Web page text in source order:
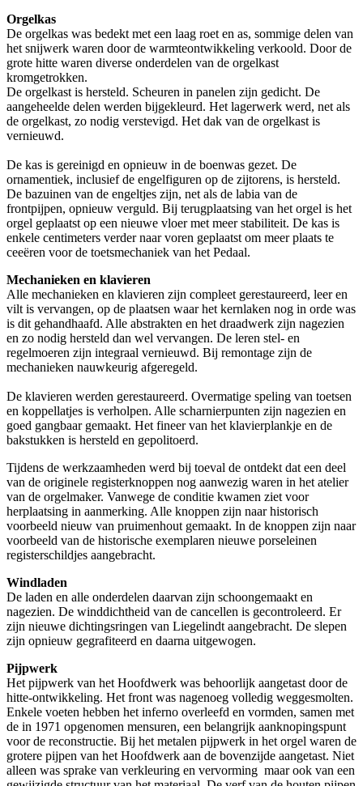
Orgelkas
De orgelkas was bedekt met een laag roet en as, sommige delen van
het snijwerk waren door de warmteontwikkeling verkoold. Door de
grote hitte waren diverse onderdelen van de orgelkast
kromgetrokken.
De orgelkast is hersteld. Scheuren in panelen zijn gedicht. De
aangeheelde delen werden bijgekleurd. Het lagerwerk werd, net als
de orgelkast, zo nodig verstevigd. Het dak van de orgelkast is
vernieuwd.
De kas is gereinigd en opnieuw in de boenwas gezet. De
ornamentiek, inclusief de engelfiguren op de zijtorens, is hersteld.
De bazuinen van de engeltjes zijn, net als de labia van de
frontpijpen, opnieuw verguld. Bij terugplaatsing van het orgel is het
orgel geplaatst op een nieuwe vloer met meer stabiliteit. De kas is
enkele centimeters verder naar voren geplaatst om meer plaats te
ceeëren voor de toetsmechaniek van het Pedaal.
Mechanieken en klavieren
Alle mechanieken en klavieren zijn compleet gerestaureerd, leer en
vilt is vervangen, op de plaatsen waar het kernlaken nog in orde was
is dit gehandhaafd. Alle abstrakten en het draadwerk zijn nagezien
en zo nodig hersteld dan wel vervangen. De leren stel- en
regelmoeren zijn integraal vernieuwd. Bij remontage zijn de
mechanieken nauwkeurig afgeregeld.
De klavieren werden gerestaureerd. Overmatige speling van toetsen
en koppellatjes is verholpen. Alle scharnierpunten zijn nagezien en
goed gangbaar gemaakt. Het fineer van het klavierplankje en de
bakstukken is hersteld en gepolitoerd.
Tijdens de werkzaamheden werd bij toeval de ontdekt dat een deel
van de originele registerknoppen nog aanwezig waren in het atelier
van de orgelmaker. Vanwege de conditie kwamen ziet voor
herplaatsing in aanmerking. Alle knoppen zijn naar historisch
voorbeeld nieuw van pruimenhout gemaakt. In de knoppen zijn naar
voorbeeld van de historische exemplaren nieuwe porseleinen
registerschildjes aangebracht.
Windladen
De laden en alle onderdelen daarvan zijn schoongemaakt en
nagezien. De winddichtheid van de cancellen is gecontroleerd. Er
zijn nieuwe dichtingsringen van Liegelindt aangebracht. De slepen
zijn opnieuw gegrafiteerd en daarna uitgewogen.
Pijpwerk
Het pijpwerk van het Hoofdwerk was behoorlijk aangetast door de
hitte-ontwikkeling. Het front was nagenoeg volledig weggesmolten.
Enkele voeten hebben het inferno overleefd en vormden, samen met
de in 1971 opgenomen mensuren, een belangrijk aanknopingspunt
voor de reconstructie. Bij het metalen pijpwerk in het orgel waren de
grotere pijpen van het Hoofdwerk aan de bovenzijde aangetast. Niet
alleen was sprake van verkleuring en vervorming maar ook van een